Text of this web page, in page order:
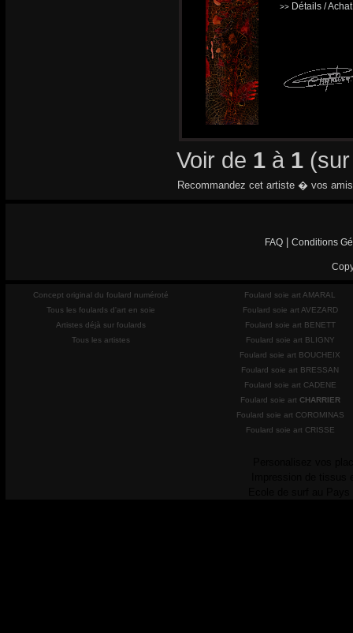
>> Détails /
Voir de 1 à 1
Recommandez cet artiste � vos
FAQ Conditions
Concept original du foulard numéroté
Tous les foulards d'art en soie
Artistes déjà sur foulards
Tous les artistes
Foulard soie art AMARAL
Foulard soie art AVEZARD
Foulard soie art BENETT
Foulard soie art BLIGNY
Foulard soie art BOUCHEIX
Foulard soie art BRESSAN
Foulard soie art CADENE
Foulard soie art CHARRIER
Foulard soie art COROMINAS
Foulard soie art CRISSE